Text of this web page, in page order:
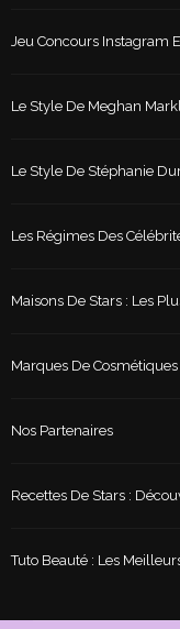
Jeu Concours Instagram
Le Style De Meghan
Le Style De Stéphanie
Les Régimes Des
Maisons De Stars : Les
Marques De
Nos Partenaires
Recettes De Stars :
Tuto Beauté : Les